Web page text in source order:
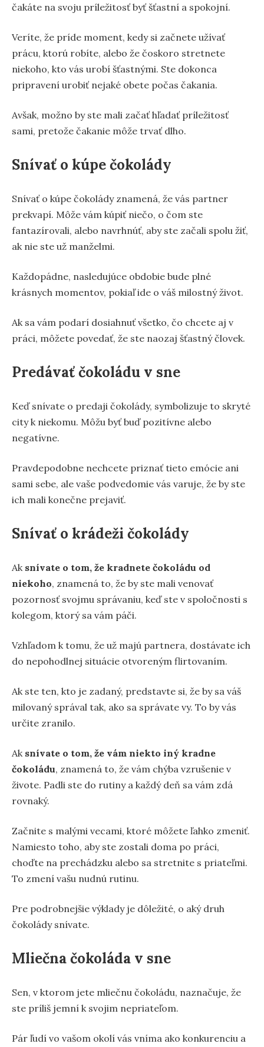
čakáte na svoju príležitosť byť šťastní a spokojní.
Veríte, že príde moment, kedy si začnete užívať
prácu, ktorú robíte, alebo že čoskoro stretnete
niekoho, kto vás urobí šťastnými. Ste dokonca
pripravení urobiť nejaké obete počas čakania.
Avšak, možno by ste mali začať hľadať príležitosť
sami, pretože čakanie môže trvať dlho.
Snívať o kúpe čokolády
Snívať o kúpe čokolády znamená, že vás partner
prekvapí. Môže vám kúpiť niečo, o čom ste
fantazírovali, alebo navrhnúť, aby ste začali spolu žiť,
ak nie ste už manželmi.
Každopádne, nasledujúce obdobie bude plné
krásnych momentov, pokiaľ ide o váš milostný život.
Ak sa vám podarí dosiahnuť všetko, čo chcete aj v
práci, môžete povedať, že ste naozaj šťastný človek.
Predávať čokoládu v sne
Keď snívate o predaji čokolády, symbolizuje to skryté
city k niekomu. Môžu byť buď pozitívne alebo
negatívne.
Pravdepodobne nechcete priznať tieto emócie ani
sami sebe, ale vaše podvedomie vás varuje, že by ste
ich mali konečne prejaviť.
Snívať o krádeži čokolády
Ak snívate o tom, že kradnete čokoládu od
niekoho, znamená to, že by ste mali venovať
pozornosť svojmu správaniu, keď ste v spoločnosti s
kolegom, ktorý sa vám páči.
Vzhľadom k tomu, že už majú partnera, dostávate ich
do nepohodlnej situácie otvoreným flirtovaním.
Ak ste ten, kto je zadaný, predstavte si, že by sa váš
milovaný správal tak, ako sa správate vy. To by vás
určite zranilo.
Ak snívate o tom, že vám niekto iný kradne
čokoládu, znamená to, že vám chýba vzrušenie v
živote. Padli ste do rutiny a každý deň sa vám zdá
rovnaký.
Začnite s malými vecami, ktoré môžete ľahko zmeniť.
Namiesto toho, aby ste zostali doma po práci,
choďte na prechádzku alebo sa stretnite s priateľmi.
To zmení vašu nudnú rutinu.
Pre podrobnejšie výklady je dôležité, o aký druh
čokolády snívate.
Mliečna čokoláda v sne
Sen, v ktorom jete mliečnu čokoládu, naznačuje, že
ste príliš jemní k svojim nepriateľom.
Pár ľudí vo vašom okolí vás vníma ako konkurenciu a